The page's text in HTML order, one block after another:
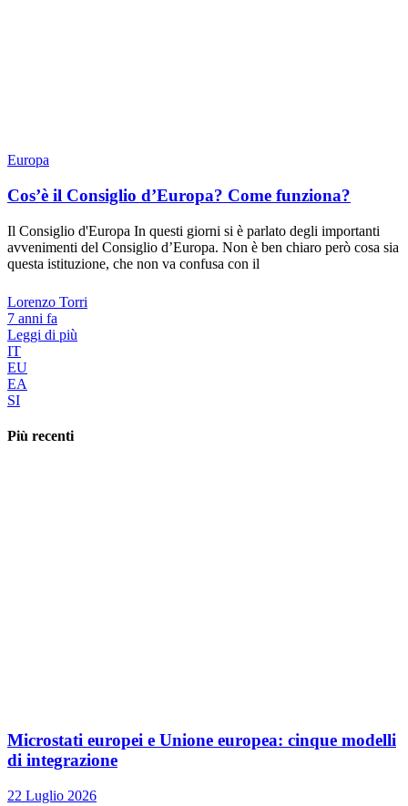
Europa
Cos’è il Consiglio d’Europa? Come funziona?
Il Consiglio d'Europa In questi giorni si è parlato degli importanti
avvenimenti del Consiglio d’Europa. Non è ben chiaro però cosa sia
questa istituzione, che non va confusa con il
Lorenzo Torri
7 anni fa
Leggi di più
IT
EU
EA
SI
Più recenti
Microstati europei e Unione europea: cinque modelli
di integrazione
22 Luglio 2026